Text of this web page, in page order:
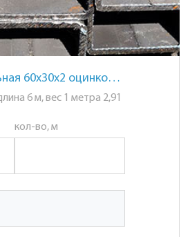
Труба прямоугольная 60х30х2 оцинкованная
6 м, вес 1 метра 2,91
кол-во, м